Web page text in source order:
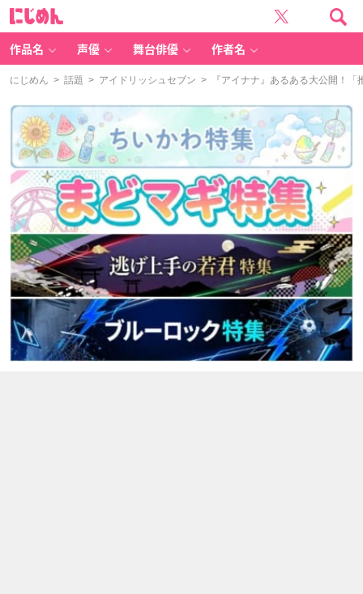
作品名 声優 舞台俳優 作者名
にじめん > 話題 > アイドリッシュセブン > 『アイナナ』あるある大公開！「